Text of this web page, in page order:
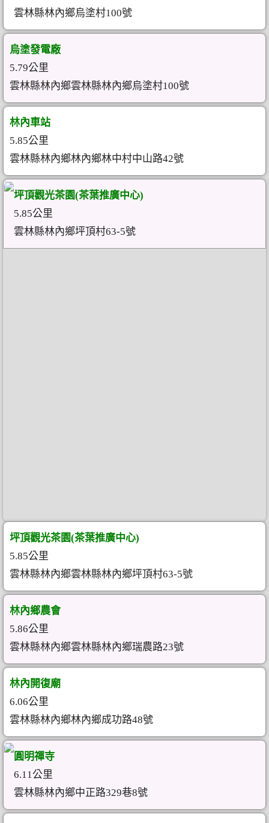
雲林縣林內鄉烏塗村100號
烏塗發電廠
5.79公里
雲林縣林內鄉雲林縣林內鄉烏塗村100號
林內車站
5.85公里
雲林縣林內鄉林內鄉林中村中山路42號
坪頂觀光茶園(茶葉推廣中心)
5.85公里
雲林縣林內鄉坪頂村63-5號
坪頂觀光茶園(茶葉推廣中心)
5.85公里
雲林縣林內鄉雲林縣林內鄉坪頂村63-5號
林內鄉農會
5.86公里
雲林縣林內鄉雲林縣林內鄉瑞農路23號
林內開復廟
6.06公里
雲林縣林內鄉林內鄉成功路48號
圓明禪寺
6.11公里
雲林縣林內鄉中正路329巷8號